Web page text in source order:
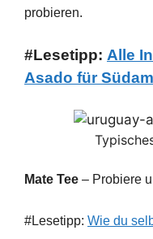
probieren.
#Lesetipp: Alle
Asado für
Mate Tee – Probiere
#Lesetipp: Wie du